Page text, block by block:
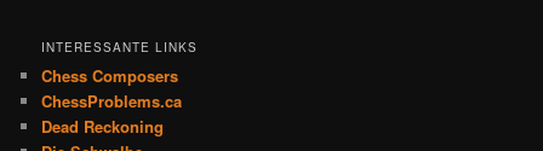
INTERESSANTE LINKS
Chess Composers
ChessProblems.ca
Dead Reckoning